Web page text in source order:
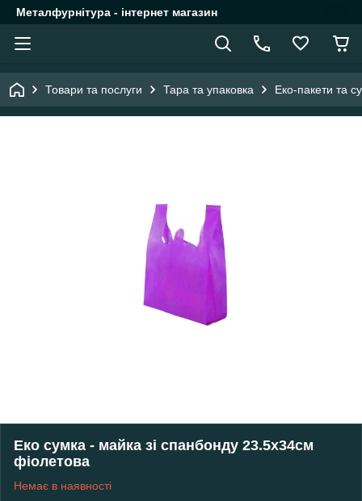
Металфурнітура - інтернет магазин
Товари та послуги Тара та упаковка Еко-пакети та
Еко сумка - майка зі спанбонду 23.5х34см
фіолетова
Немає в наявності